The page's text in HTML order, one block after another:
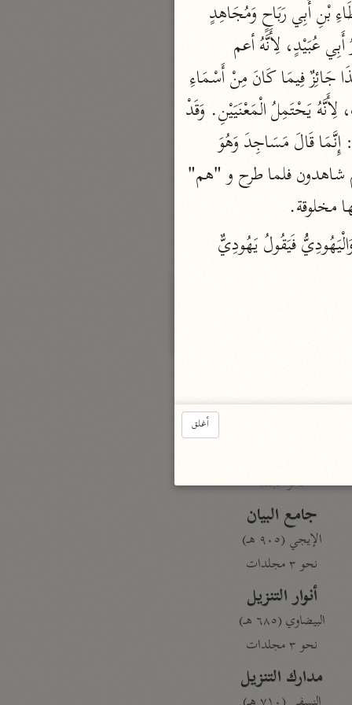
نحو مجلد
تيسير الكريم الرحمن
السعدي (١٣٧٦ هـ)
نحو ٤ مجلدات
أيسر التفاسير
أبو بكر الجزائري (١٤٣٩ هـ)
نحو ٣ مجلدات
القرآن – تدبّر وعمل
شركة الخبرات الذكية
نحو ٣ مجلدات
نحو مجلد
جامع البيان
الإيجي (٩٠٥ هـ)
نحو ٣ مجلدات
أنوار التنزيل
البيضاوي (٦٨٥ هـ)
نحو ٣ مجلدات
مدارك التنزيل
وَالْخَاصُّ يَدْخُلُ تَحْتَ الْعَامِّ. وَقَدْ يَحْتَمِلُ أَنْ يُرَادَ بِقِرَاءَةِ الْجَمْعِ الْمَسْجِدُ الْحَرَامُ خَاصَّةً. وَهَذَا جَائِزٌ فِيمَا كَانَ مِنْ أَسْمَاءِ
أَجْمَعُوا عَلَى قِرَاءَةِ قَوْلِهِ: "إِنَّما يَعْمُرُ مَساجِدَ اللَّهِ" عَلَى الْجَمْعِ، قَالَهُ النَّحَّاسُ. وَقَالَ الْحَسَنُ: إِنَّمَا قَالَ مَسَاجِدَ وَهُوَ
مخلوقة.
أغلق